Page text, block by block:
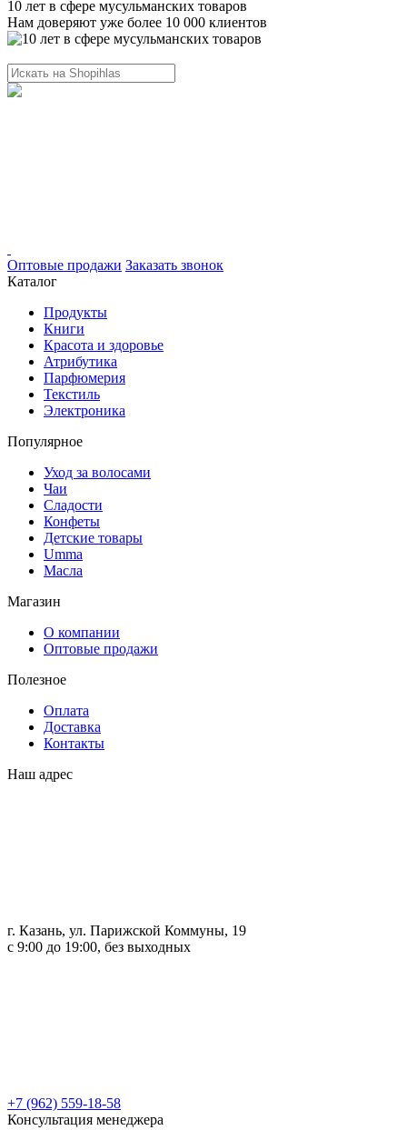
10 лет в сфере мусульманских товаров
Нам доверяют уже более 10 000 клиентов
Оптовые продажи Заказать звонок
Каталог
Продукты
Книги
Красота и здоровье
Атрибутика
Парфюмерия
Текстиль
Электроника
Популярное
Уход за волосами
Чаи
Сладости
Конфеты
Детские товары
Umma
Масла
Магазин
О компании
Оптовые продажи
Полезное
Оплата
Доставка
Контакты
Наш адрес
г. Казань, ул. Парижской Коммуны, 19
с 9:00 до 19:00, без выходных
+7 (962) 559-18-58
Консультация менеджера